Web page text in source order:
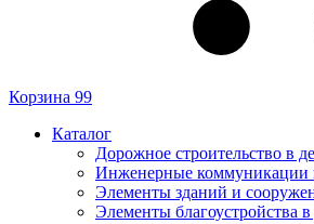
Корзина 99
Каталог
Дорожное строительство в
Инженерные коммуникации
Элементы зданий и
Элементы благоустройства